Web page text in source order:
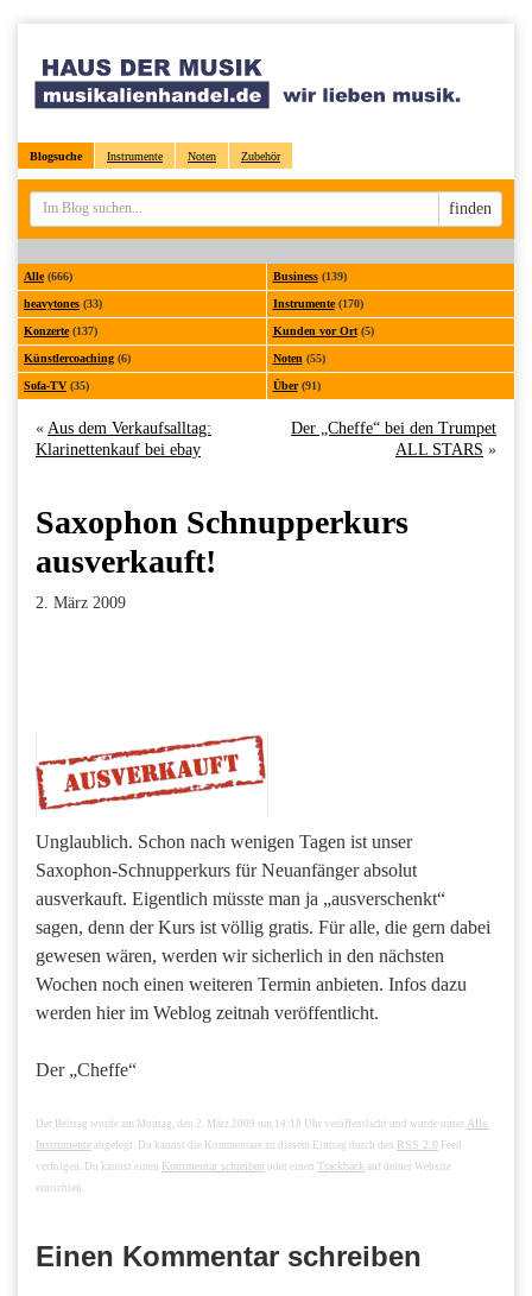
Blogsuche Instrumente Noten Zubehör
Sucheingabe
finden
Alle(666) Business(139)
heavytones (33) Instrumente(170)
Konzerte(137) Kunden vor Ort(5)
Künstlercoaching (6) Noten (55)
Sofa-TV (35) Über(91)
« Aus dem Verkaufsalltag:
Klarinettenkauf bei ebay
Der „Cheffe“ bei den Trumpet
ALL STARS »
Saxophon Schnupperkurs
ausverkauft!
2. März 2009
Unglaublich. Schon nach wenigen Tagen ist unser
Saxophon-Schnupperkurs für Neuanfänger absolut
ausverkauft. Eigentlich müsste man ja „ausverschenkt“
sagen, denn der Kurs ist völlig gratis. Für alle, die gern dabei
gewesen wären, werden wir sicherlich in den nächsten
Wochen noch einen weiteren Termin anbieten. Infos dazu
werden hier im Weblog zeitnah veröffentlicht.
Der „Cheffe“
Der Beitrag wurde am Montag, den 2. März 2009 um 14:18 Uhr veröffentlicht und wurde unter Alle
Instrumente abgelegt. Du kannst die Kommentare zu diesem Eintrag durch den RSS 2.0 Feed
verfolgen. Du kannst einen Kommentar schreiben oder einen Trackback auf deiner Website
einrichten.
Einen Kommentar schreiben